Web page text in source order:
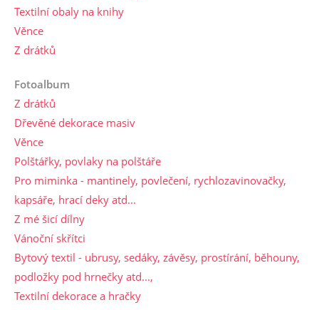
Textilní obaly na knihy
Věnce
Z drátků
Fotoalbum
Z drátků
Dřevěné dekorace masiv
Věnce
Polštářky, povlaky na polštáře
Pro miminka - mantinely, povlečení, rychlozavinovačky,
kapsáře, hrací deky atd...
Z mé šicí dílny
Vánoční skřítci
Bytový textil - ubrusy, sedáky, závěsy, prostírání, běhouny,
podložky pod hrnečky atd...,
Textilní dekorace a hračky